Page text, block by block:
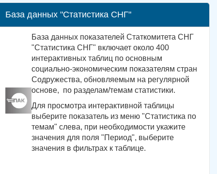
База данных "Статистика СНГ"
База данных показателей Статкомитета СНГ
"Статистика СНГ" включает около 400
интерактивных таблиц по основным
социально-экономическим показателям стран
Содружества, обновляемым на регулярной
основе, по разделам/темам статистики.
Для просмотра интерактивной таблицы
выберите показатель из меню "Статистика по
темам" слева, при необходимости укажите
значения для поля "Период", выберите
значения в фильтрах к таблице.